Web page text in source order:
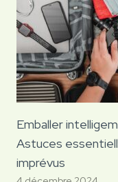
Emballer
Astuces
imprévus